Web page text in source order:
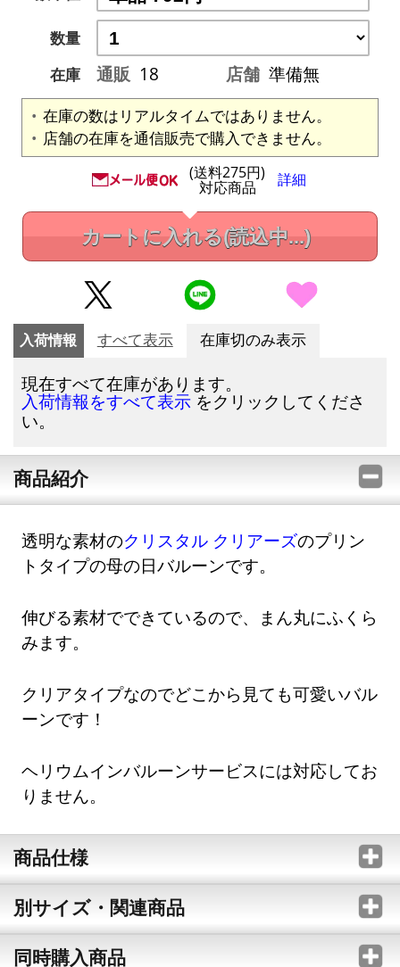
数量
在庫
通販 18 店舗 準備無
在庫の数はリアルタイムではありません。
店舗の在庫を通信販売で購入できません。
(送料275円)
対応商品 詳細
カートに入れる(読込中...)
入荷情報 すべて表示 在庫切のみ表示
現在すべて在庫があります。
入荷情報をすべて表示 をクリックしてくださ
い。
商品紹介
透明な素材のクリスタル クリアーズのプリン
トタイプの母の日バルーンです。
伸びる素材でできているので、まん丸にふくら
みます。
クリアタイプなのでどこから見ても可愛いバル
ーンです！
ヘリウムインバルーンサービスには対応してお
りません。
商品仕様
別サイズ・関連商品
同時購入商品